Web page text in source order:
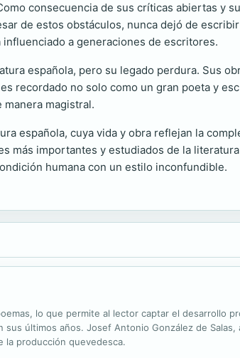
consecuencia de sus críticas abiertas y
de estos obstáculos, nunca dejó de
a generaciones de escritores.
española, pero su legado perdura. Sus
recordado no solo como un gran poeta y
magistral.
española, cuya vida y obra reflejan la
más importantes y estudiados de la
humana con un estilo inconfundible.
lo que permite al lector captar el desarrollo
últimos años. Josef Antonio González de
la producción quevedesca.